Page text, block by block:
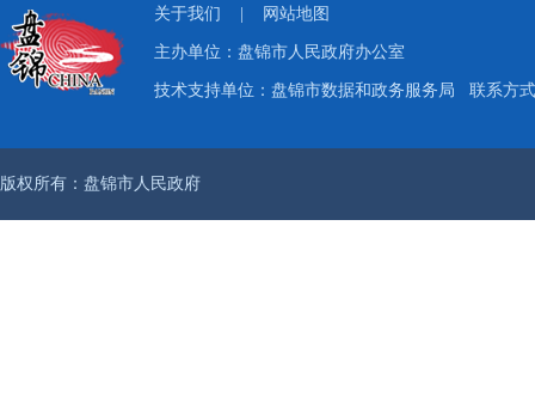
关于我们 网站地图
主办单位：盘锦市人民政府办公室
技术支持单位：盘锦市数据和政务服务局 联系方
版权所有：盘锦市人民政府